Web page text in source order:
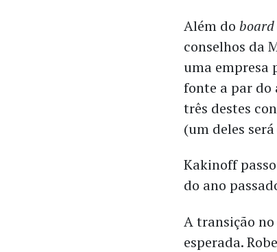
Além doboard
conselhos da
uma empresa
fonte a par do
três destes
(um deles
Kakinoff
do ano
A transição
esperada.